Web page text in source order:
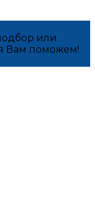
или
Вам поможем!